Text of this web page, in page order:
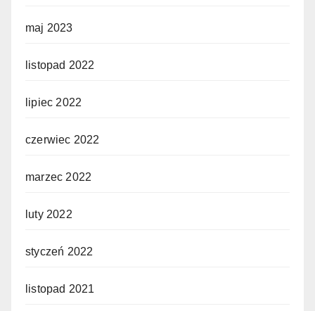
maj 2023
listopad 2022
lipiec 2022
czerwiec 2022
marzec 2022
luty 2022
styczeń 2022
listopad 2021